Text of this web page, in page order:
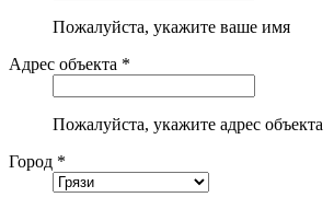
Пожалуйста, укажите ваше имя
Адрес объекта *
Пожалуйста, укажите адрес объекта
Город *